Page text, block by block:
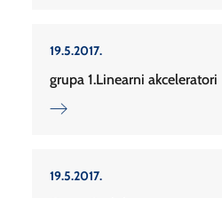
19.5.2017.
grupa 1.Linearni akceleratori
19.5.2017.